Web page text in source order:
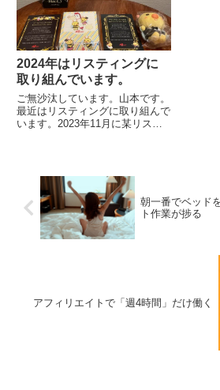
2024年はリスティングに
取り組んでいます。
ご無沙汰しています。山本です。
最近はリスティングに取り組んで
います。2023年11月に某リステ
れていた...
朝一番でベッド
ト作業が捗る
アフィリエイトで「週4時間」だけ働く